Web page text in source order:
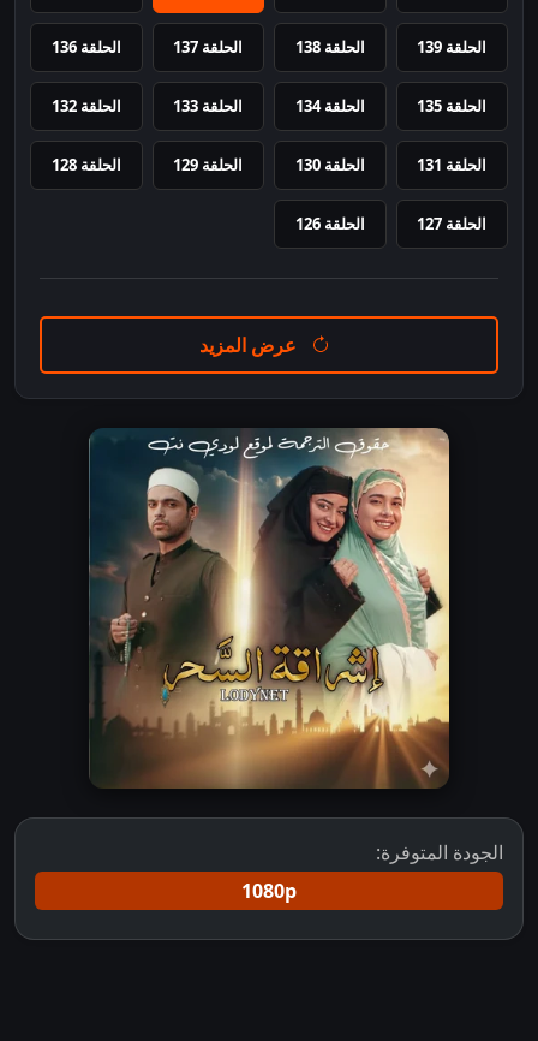
الحلقة 139 الحلقة 138 الحلقة 137 الحلقة 136
الحلقة 135 الحلقة 134 الحلقة 133 الحلقة 132
الحلقة 131 الحلقة 130 الحلقة 129 الحلقة 128
الحلقة 127 الحلقة 126
عرض المزيد
الجودة المتوفرة:
1080p